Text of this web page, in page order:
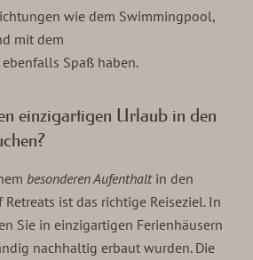
wie dem Swimmingpool,
mit dem
Spaß haben.
einzigartigen Urlaub in den
besonderen Aufenthaltin den
ist das richtige Reiseziel. In
Sie in einzigartigen Ferienhäusern
nachhaltig erbaut wurden. Die